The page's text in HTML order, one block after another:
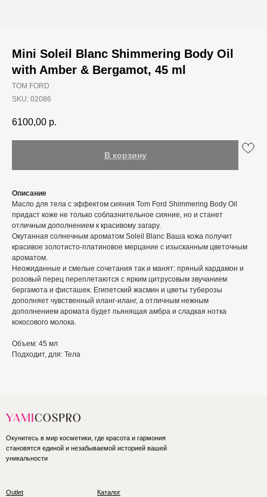
Mini Soleil Blanc Shimmering Body Oil
with Amber & Bergamot, 45 ml
TOM FORD
SKU: 02086
6100,00 р.
В корзину
Описание
Масло для тела с эффектом сияния Tom Ford Shimmering Body Oil
придаст коже не только соблазнительное сияние, но и станет
отличным дополнением к красивому загару.
Окутанная солнечным ароматом Soleil Blanc Ваша кожа получит
красивое золотисто-платиновое мерцание с изысканным цветочным
ароматом.
Неожиданные и смелые сочетания так и манят: пряный кардамон и
розовый перец переплетаются с ярким цитрусовым звучанием
бергамота и фисташек. Египетский жасмин и цветы туберозы
дополняет чувственный иланг-иланг, а отличным нежным
дополнением аромата будет пьянящая амбра и сладкая нотка
кокосового молока.
Объем: 45 мл
Подходит, для: Тела
Outlet
Окунитесь в мир косметики, где красота и гармония
становятся единой и незабываемой историей вашей
уникальности
Каталог